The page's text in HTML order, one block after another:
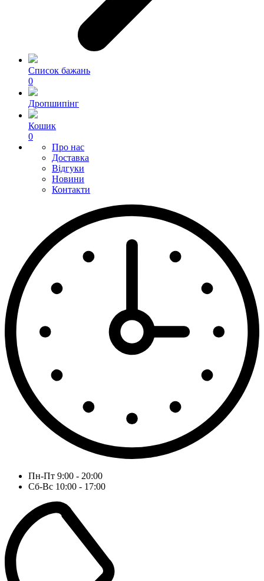
Список бажань
0
Дропшипінг
Кошик
0
Про нас
Доставка
Відгуки
Новини
Контакти
Пн-Пт 9:00 - 20:00
Сб-Вс 10:00 - 17:00